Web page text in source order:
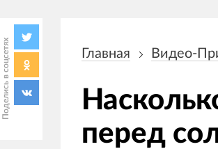
Поделись в соцсетях навигации
Главная Видео-
перед